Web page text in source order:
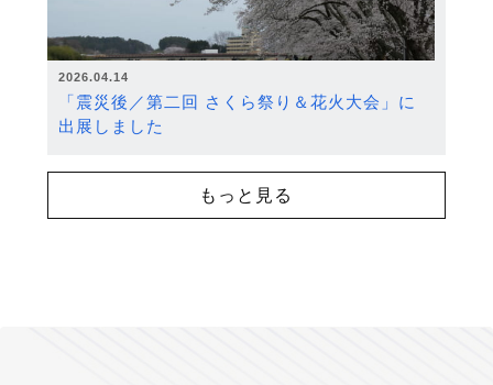
2026.04.14
「震災後／第二回 さくら祭り＆花火大会」に
出展しました
もっと見る